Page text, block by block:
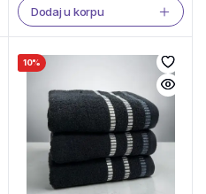
Dodaj u korpu
10%